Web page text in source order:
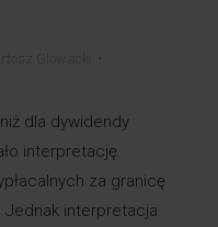
dla dywidendy
interpretację
za granicę
interpretacja